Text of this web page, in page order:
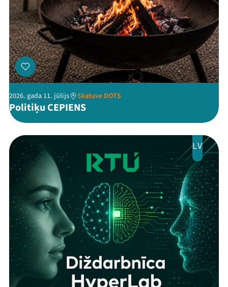
2026. gada 11. jūlijs Skatuve DOTS
Politiķu CEPIENS
LV